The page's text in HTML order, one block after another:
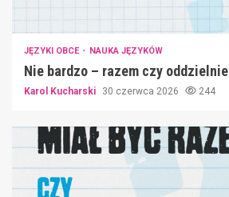
JĘZYKI OBCE NAUKA JĘZYKÓW
Nie bardzo – razem czy
Karol Kucharski 30 czerwca 2026 244